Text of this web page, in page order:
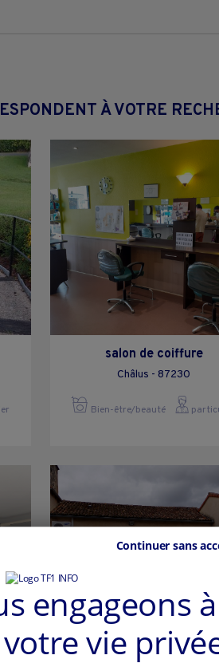
À VOTRE
salon de coiffure
Châlus - 87230
Bien-être/beauté
engageons à
vie
Continuer sans